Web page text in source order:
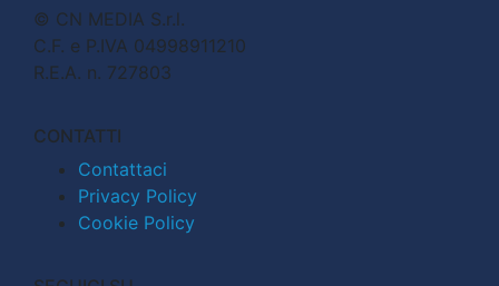
© CN MEDIA S.r.l.
C.F. e P.IVA 04998911210
R.E.A. n. 727803
CONTATTI
Contattaci
Privacy Policy
Cookie Policy